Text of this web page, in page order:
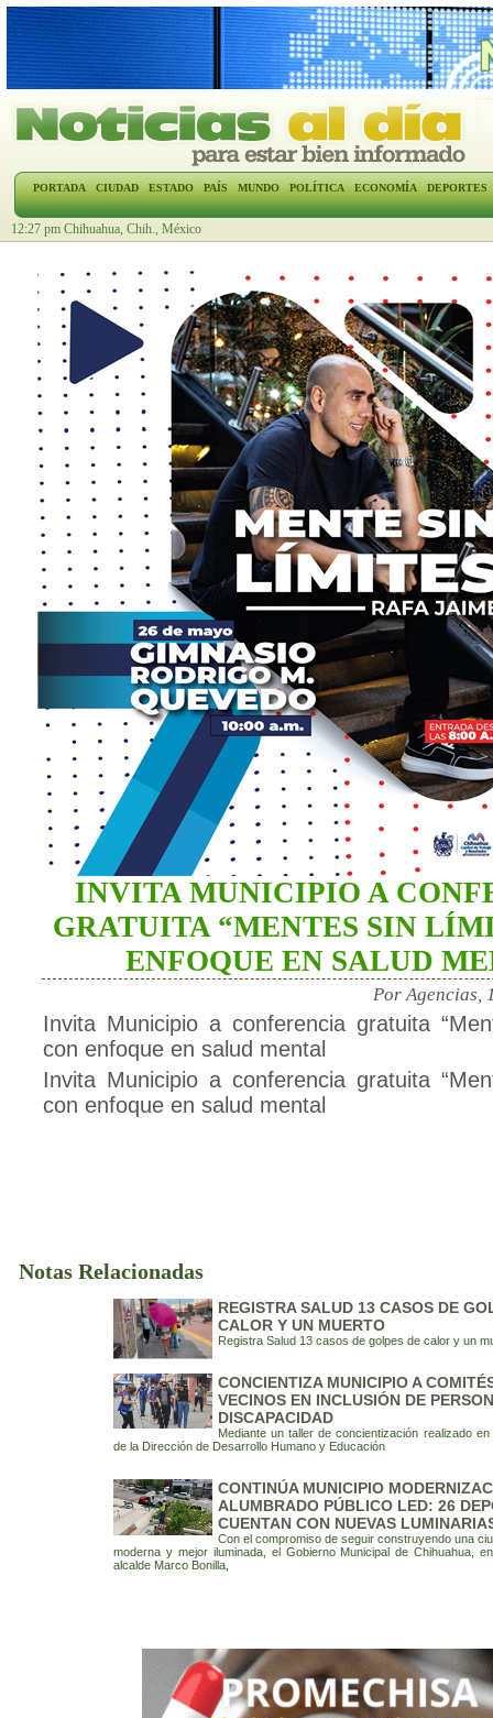
PORTADA CIUDAD ESTADO PAÍS MUNDO POLÍTICA ECONOMÍA DEPORTES
12:27 pm Chihuahua, Chih., México
INVITA MUNICIPIO A
GRATUITA “MENTES SIN
ENFOQUE EN SALUD
Por Agencias,
Invita Municipio a conferencia gratuita
con enfoque en salud mental
Invita Municipio a conferencia gratuita
con enfoque en salud mental
Notas Relacionadas
REGISTRA SALUD 13 CASOS DE
CALOR Y UN MUERTO
Registra Salud 13 casos de golpes de calor y un
CONCIENTIZA MUNICIPIO A
VECINOS EN INCLUSIÓN DE
DISCAPACIDAD
Mediante un taller de concientización realizado
de la Dirección de Desarrollo Humano y Educación
CONTINÚA MUNICIPIO
ALUMBRADO PÚBLICO LED: 26
CUENTAN CON NUEVAS
Con el compromiso de seguir construyendo una
moderna y mejor iluminada, el Gobierno Municipal de Chihuahua,
alcalde Marco Bonilla,